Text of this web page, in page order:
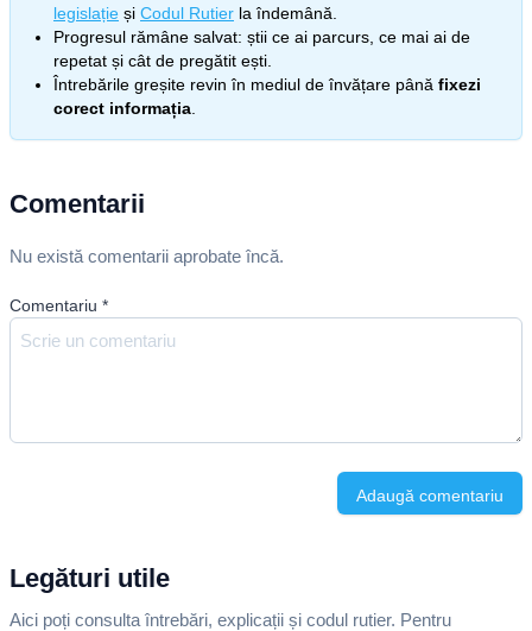
legislație și Codul Rutier la îndemână.
Progresul rămâne salvat: știi ce ai parcurs, ce mai ai de
repetat și cât de pregătit ești.
Întrebările greșite revin în mediul de învățare până fixezi
corect informația
Comentarii
Nu există comentarii aprobate încă.
Comentariu *
Adaugă comentariu
Legături utile
Aici poți consulta întrebări, explicații și codul rutier. Pentru